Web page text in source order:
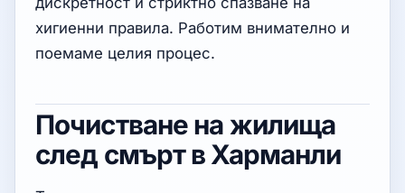
хигиенни правила. Работим внимателно и
поемаме целия процес.
Почистване на жилища
след смърт в Харманли